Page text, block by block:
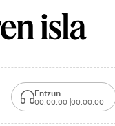
isla
Entzun
00:00:00 00:00:00